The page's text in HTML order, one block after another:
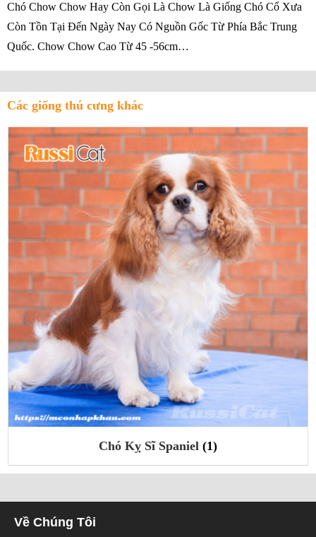
Chó Chow Chow Hay Còn Gọi Là Chow Là Giống Chó Cổ Xưa
Còn Tồn Tại Đến Ngày Nay Có Nguồn Gốc Từ Phía Bắc Trung
Quốc. Chow Chow Cao Từ 45 -56cm…
Các giống thú cưng khác
Chó Beagle(2)
Về Chúng Tôi